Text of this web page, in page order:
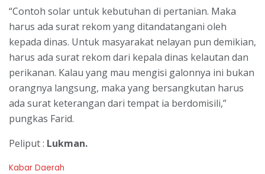
“Contoh solar untuk kebutuhan di pertanian. Maka
harus ada surat rekom yang ditandatangani oleh
kepada dinas. Untuk masyarakat nelayan pun demikian,
harus ada surat rekom dari kepala dinas kelautan dan
perikanan. Kalau yang mau mengisi galonnya ini bukan
orangnya langsung, maka yang bersangkutan harus
ada surat keterangan dari tempat ia berdomisili,”
pungkas Farid.
Peliput : Lukman.
C
Kabar Daerah